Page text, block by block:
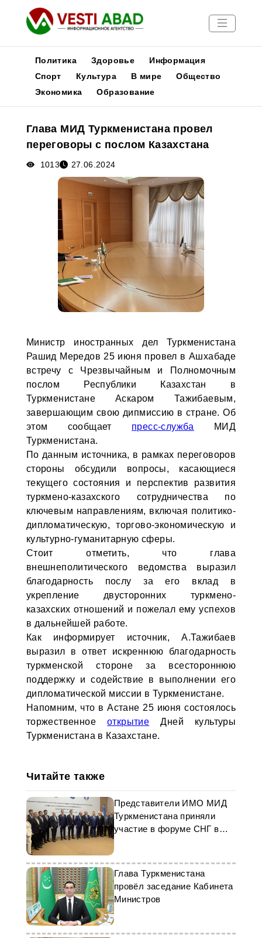
Новости
Медиа
Афиша
Политика Здоровье
Информация
Спорт
Культура В мире
Общество
Экономика
Образование
Глава МИД Туркменистана провел
переговоры с послом Казахстана
1013 27.06.2024
Министр иностранных дел Туркменистана
Рашид Мередов 25 июня провел в Ашхабаде
встречу с Чрезвычайным и Полномочным
послом Республики Казахстан в
Туркменистане Аскаром Тажибаевым,
завершающим свою дипмиссию в стране. Об
этом сообщает пресс-служба
МИД
Туркменистана.
По данным источника, в рамках переговоров
стороны обсудили вопросы, касающиеся
текущего состояния и перспектив развития
туркмено-казахского сотрудничества по
ключевым направлениям, включая политико-
дипломатическую, торгово-экономическую и
культурно-гуманитарную сферы.
Стоит отметить, что глава
внешнеполитического ведомства выразил
благодарность послу за его вклад в
укрепление двусторонних туркмено-
казахских отношений и пожелал ему успехов
в дальнейшей работе.
Как информирует источник, А.Тажибаев
выразил в ответ искреннюю благодарность
туркменской стороне за всестороннюю
поддержку и содействие в выполнении его
дипломатической миссии в Туркменистане.
Напомним, что в Астане 25 июня состоялось
торжественноеоткрытие Дней культуры
Туркменистана в Казахстане.
Читайте также
Представители ИМО МИД
Туркменистана приняли
участие в форуме СНГ в
Ташкенте
Глава Туркменистана
провёл заседание Кабинета
Министров